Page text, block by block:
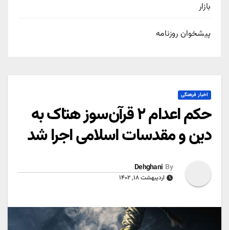
بازار
پیشخوان روزنامه
اخبار فرهنگی
حکم اعدام ۲ قرآن‌سوز هتاک به
دین و مقدسات اسلامی اجرا شد
By
Dehghani
اردیبهشت ۱۸, ۱۴۰۲